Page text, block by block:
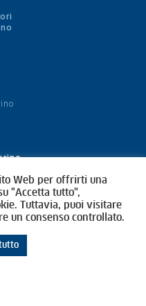
Web per offrirti una
"Accetta tutto",
Tuttavia, puoi visitare
un consenso controllato.